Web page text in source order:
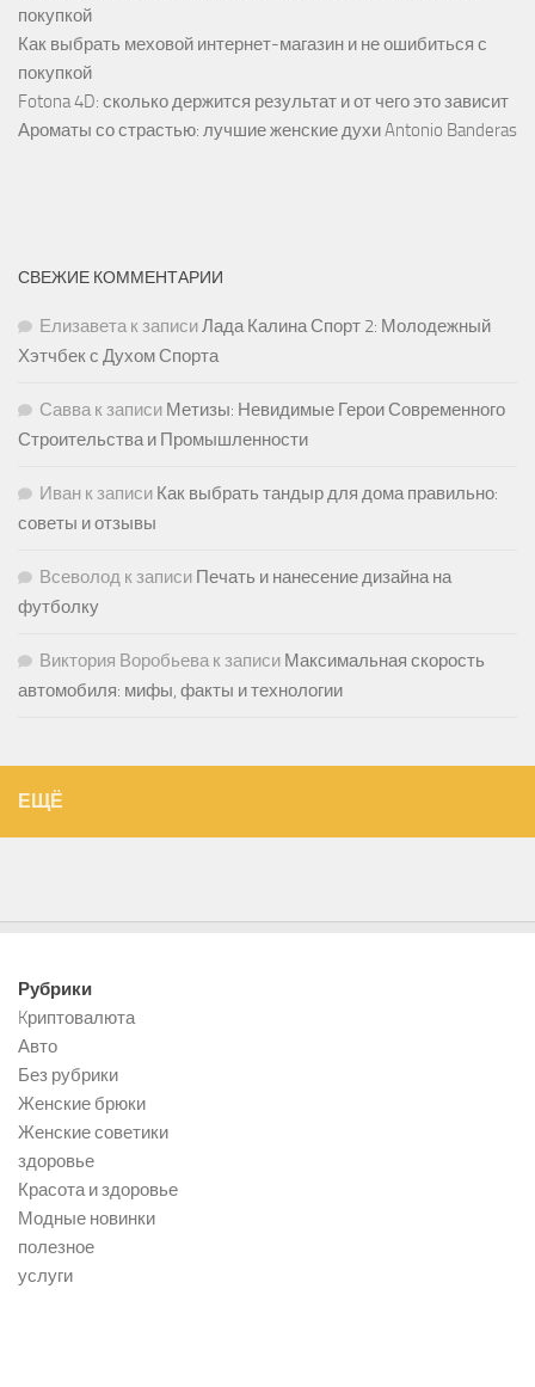
покупкой
Как выбрать меховой интернет-магазин и не ошибиться с
покупкой
Fotona 4D: сколько держится результат и от чего это зависит
Ароматы со страстью: лучшие женские духи Antonio Banderas
СВЕЖИЕ КОММЕНТАРИИ
Елизаветак записиЛада Калина Спорт 2: Молодежный
Хэтчбек с Духом Спорта
Саввак записи Метизы: Невидимые Герои Современного
Строительства и Промышленности
Иван к записи Как выбрать тандыр для дома правильно:
советы и отзывы
Всеволод к записи Печать и нанесение дизайна на
футболку
Виктория Воробьевак записи Максимальная скорость
автомобиля: мифы, факты и технологии
ЕЩЁ
Рубрики
Kриптовалюта
Авто
Без рубрики
Женские брюки
Женские советики
здоровье
Красота и здоровье
Модные новинки
полезное
услуги